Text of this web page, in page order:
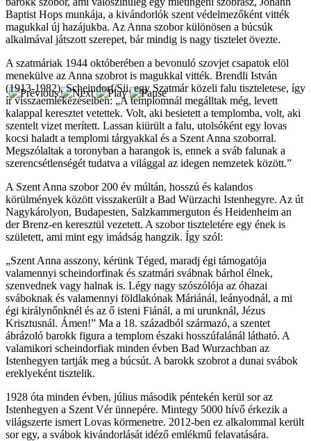
Baptist Hops munkája, a kivándorlók szent védelmezőként vitték
magukkal új hazájukba. Az Anna szobor különösen a búcsúk
alkalmával játszott szerepet, bár mindig is nagy tisztelet övezte.
A szatmáriak 1944 októberében a bevonuló szovjet csapatok elöl
menekülve az Anna szobrot is magukkal vitték. Brendli István
(1913-1982), Scheindorf/Sii, egy Szatmár közeli falu tiszteletese, így
ír visszaemlékezéseiben: „A templomnál megálltak még, levett
kalappal keresztet vetettek. Volt, aki besietett a templomba, volt, aki
szentelt vizet merített. Lassan kiürült a falu, utolsóként egy lovas
kocsi haladt a templomi tárgyakkal és a Szent Anna szoborral.
Megszólaltak a toronyban a harangok is, ennek a sváb falunak a
szerencsétlenségét tudatva a világgal az idegen nemzetek között.”
A Szent Anna szobor 200 év múltán, hosszú és kalandos
körülmények között visszakerült a Bad Würzachi Istenhegyre. Az út
Nagykárolyon, Budapesten, Salzkammerguton és Heidenheim an
der Brenz-en keresztül vezetett. A szobor tiszteletére egy ének is
született, ami mint egy imádság hangzik. Így szól:
„Szent Anna asszony, kérünk Téged, maradj égi támogatója
valamennyi scheindorfinak és szatmári svábnak bárhol élnek,
szenvednek vagy halnak is. Légy nagy szószólója az óhazai
sváboknak és valamennyi földlakónak Máriánál, leányodnál, a mi
égi királynőnknél és az ő isteni Fiánál, a mi urunknál, Jézus
Krisztusnál. Ámen!” Ma a 18. századból származó, a szentet
ábrázoló barokk figura a templom északi hosszúfalánál látható. A
valamikori scheindorfiak minden évben Bad Wurzachban az
Istenhegyen tartják meg a búcsút. A barokk szobrot a dunai svábok
ereklyeként tisztelik.
1928 óta minden évben, július második péntekén kerül sor az
Istenhegyen a Szent Vér ünnepére. Mintegy 5000 hívő érkezik a
világszerte ismert Lovas körmenetre. 2012-ben ez alkalommal került
sor egy, a svábok kivándorlását idéző emlékmű felavatására.